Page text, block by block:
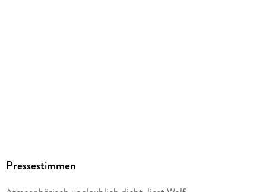
Pressestimmen